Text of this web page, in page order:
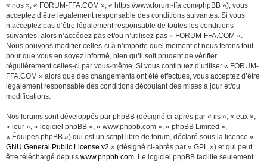
« nos », « FORUM-FFA.COM », « https://www.forum-ffa.com/phpBB »), vous
acceptez d’être légalement responsable des conditions suivantes. Si vous
n’acceptez pas d’être légalement responsable de toutes les conditions
suivantes, alors n’accédez pas et/ou n’utilisez pas « FORUM-FFA.COM ».
Nous pouvons modifier celles-ci à n’importe quel moment et nous ferons tout
pour que vous en soyez informé, bien qu’il soit prudent de vérifier
régulièrement celles-ci par vous-même. Si vous continuez d’utiliser « FORUM-
FFA.COM » alors que des changements ont été effectués, vous acceptez d’être
légalement responsable des conditions découlant des mises à jour et/ou
modifications.
Nos forums sont développés par phpBB (désigné ci-après par « ils », « eux »,
« leur », « logiciel phpBB », « www.phpbb.com », « phpBB Limited »,
« Équipes phpBB ») qui est un script libre de forum, déclaré sous la licence «
GNU General Public License v2 » (désigné ci-après par « GPL ») et qui peut
être téléchargé depuis www.phpbb.com . Le logiciel phpBB facilite seulement